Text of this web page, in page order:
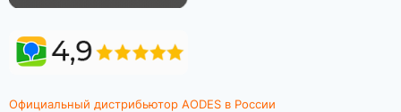
Официальный дистрибьютор AODES в России